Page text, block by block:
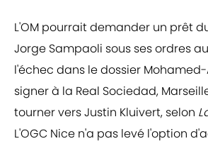
L'OM pourrait demander un prêt
Jorge Sampaoli sous ses ordres
l'échec dans le dossier Mohamed-
signer à la Real Sociedad,
tourner vers Justin Kluivert, selon
L'OGC Nice n'a pas levé l'option